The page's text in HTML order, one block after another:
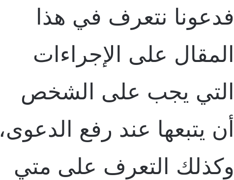
فدعونا نتعرف في هذا
المقال على الإجراءات
التي يجب على الشخص
أن يتبعها عند رفع الدعوى،
وكذلك التعرف على متي